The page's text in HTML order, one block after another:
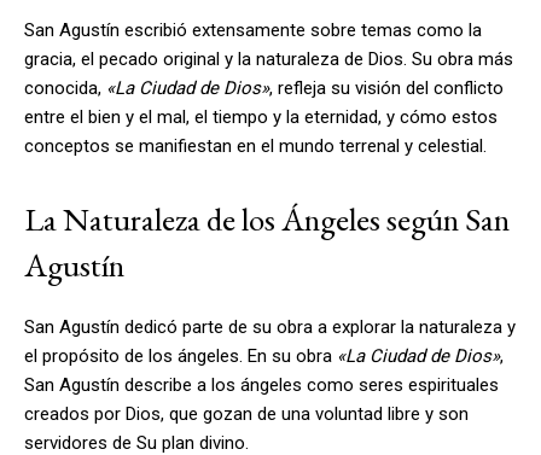
San Agustín escribió extensamente sobre temas como la
gracia, el pecado original y la naturaleza de Dios. Su obra más
conocida, «La Ciudad de Dios», refleja su visión del conflicto
entre el bien y el mal, el tiempo y la eternidad, y cómo estos
conceptos se manifiestan en el mundo terrenal y celestial.
La Naturaleza de los Ángeles según San
Agustín
San Agustín dedicó parte de su obra a explorar la naturaleza y
el propósito de los ángeles. En su obra «La Ciudad de Dios»,
San Agustín describe a los ángeles como seres espirituales
creados por Dios, que gozan de una voluntad libre y son
servidores de Su plan divino.